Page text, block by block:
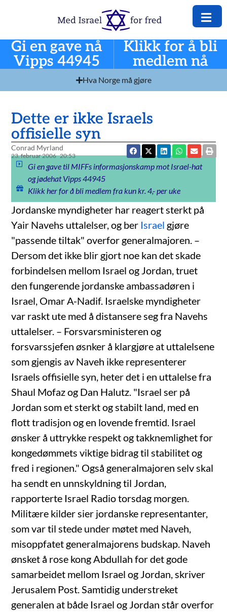
Gi en gave nå
Vipps 44945
Klikk for å bli
medlem nå
Hva Norge må gjøre
Dette er ikke Israels
offisielle syn
Conrad Myrland
23. februar 2006 20:53
Gi en gave til MIFFs informasjonskamp mot Israel-hat
og jødehat Vipps 44945
Klikk her for å bli medlem fra kun kr. 4,- per uke
Jordanske myndigheter har reagert sterkt på
Yair Navehs uttalelser, og ber Israel gjøre
"passende tiltak" overfor generalmajoren. –
Dersom det ikke blir gjort noe kan det skade
forbindelsen mellom Israel og Jordan, truet
den fungerende jordanske ambassadøren i
Israel, Omar A-Nadif. Israelske myndigheter
var raskt ute med å distansere seg fra Navehs
uttalelser. – Forsvarsministeren og
forsvarssjefen øsnker å klargjøre at uttalelsene
som gjengis av Naveh ikke representerer
Israels offisielle syn, heter det i en uttalelse fra
Shaul Mofaz og Dan Halutz. "Israel ser på
Jordan som et sterkt og stabilt land, med en
flott tradisjon og en lovende fremtid. Israel
ønsker å uttrykke respekt og takknemlighet for
kongedømmets viktige bidrag til stabilitet og
fred i regionen." Også generalmajoren selv skal
ha sendt en unnskyldning til Jordan,
rapporterte Israel Radio torsdag morgen.
Militære kilder sier jordanske representanter,
som var til stede under møtet med Naveh,
misoppfatet generalmajorens budskap. Naveh
ønsket å rose kong Abdullah for det gode
samarbeidet mellom Israel og Jordan, skriver
Jerusalem Post. Samtidig understreket
generalen at både Israel og Jordan står overfor